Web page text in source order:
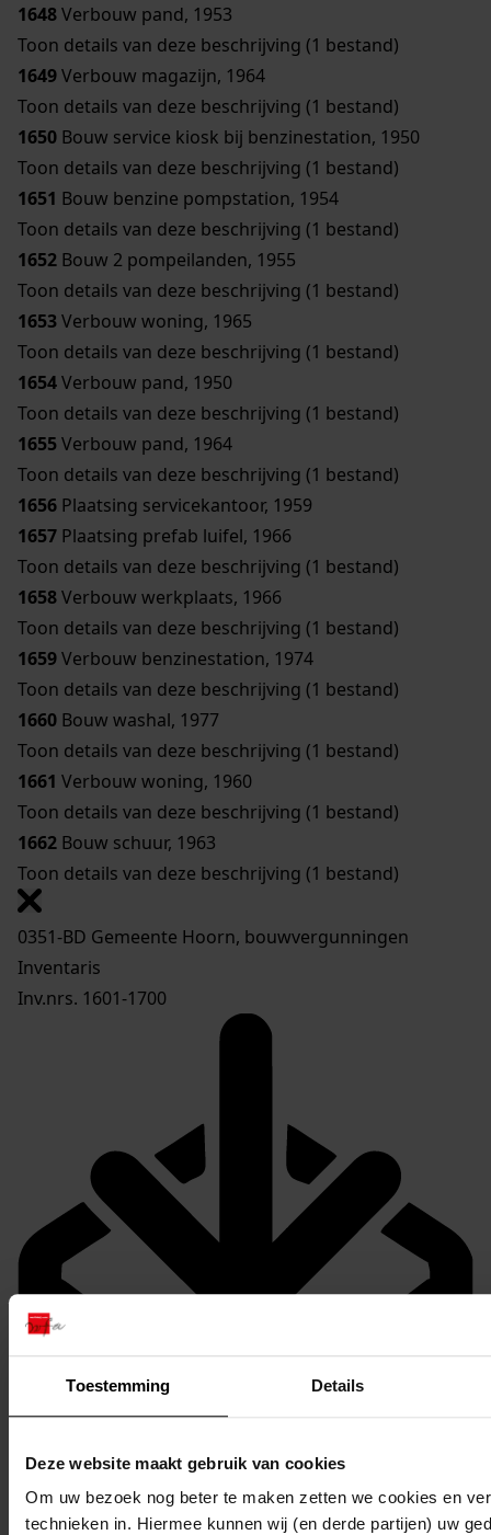
Toestemming Details
Deze website maakt gebruik van cookies
Om uw bezoek nog beter te maken zetten we cookies en
technieken in. Hiermee kunnen wij (en derde partijen) uw
1648Verbouw pand, 1953
Toon details van deze beschrijving (1 bestand)
1649Verbouw magazijn, 1964
Toon details van deze beschrijving (1 bestand)
1650 Bouw service kiosk bij benzinestation, 1950
Toon details van deze beschrijving (1 bestand)
1651 Bouw benzine pompstation, 1954
Toon details van deze beschrijving (1 bestand)
1652 Bouw 2 pompeilanden, 1955
Toon details van deze beschrijving (1 bestand)
1653Verbouw woning, 1965
Toon details van deze beschrijving (1 bestand)
1654Verbouw pand, 1950
Toon details van deze beschrijving (1 bestand)
1655Verbouw pand, 1964
Toon details van deze beschrijving (1 bestand)
1656 Plaatsing servicekantoor, 1959
1657 Plaatsing prefab luifel, 1966
Toon details van deze beschrijving (1 bestand)
1658Verbouw werkplaats, 1966
Toon details van deze beschrijving (1 bestand)
1659Verbouw benzinestation, 1974
Toon details van deze beschrijving (1 bestand)
1660 Bouw washal, 1977
Toon details van deze beschrijving (1 bestand)
1661 Verbouw woning, 1960
Toon details van deze beschrijving (1 bestand)
1662 Bouw schuur, 1963
Toon details van deze beschrijving (1 bestand)
0351-BD Gemeente Hoorn, bouwvergunningen
Inventaris
Inv.nrs. 1601-1700